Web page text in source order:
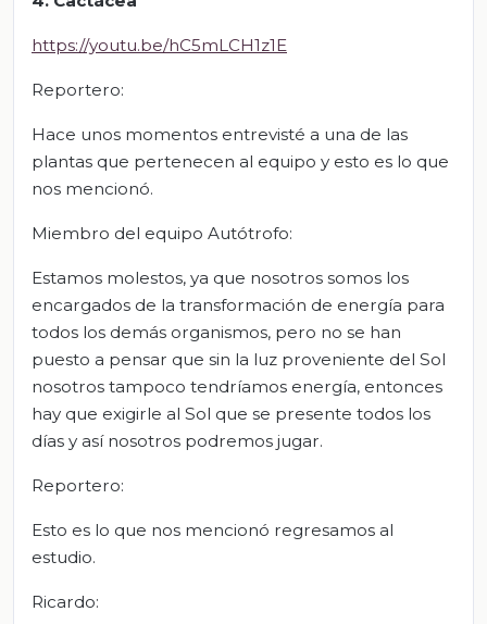
https://youtu.be/hC5mLCH1z1E
Reportero:
Hace unos momentos entrevisté a una de las
plantas que pertenecen al equipo y esto es lo que
nos mencionó.
Miembro del equipo Autótrofo:
Estamos molestos, ya que nosotros somos los
encargados de la transformación de energía para
todos los demás organismos, pero no se han
puesto a pensar que sin la luz proveniente del Sol
nosotros tampoco tendríamos energía, entonces
hay que exigirle al Sol que se presente todos los
días y así nosotros podremos jugar.
Reportero:
Esto es lo que nos mencionó regresamos al
estudio.
Ricardo: